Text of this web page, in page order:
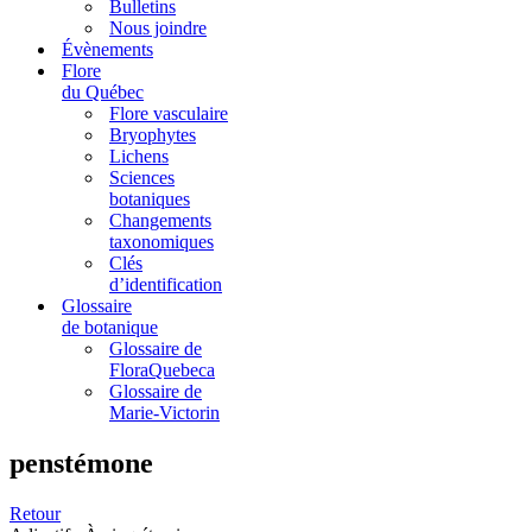
Bulletins
Nous joindre
Évènements
Flore
du Québec
Flore vasculaire
Bryophytes
Lichens
Sciences
botaniques
Changements
taxonomiques
Clés
d’identification
Glossaire
de botanique
Glossaire de
FloraQuebeca
Glossaire de
Marie-Victorin
penstémone
Retour